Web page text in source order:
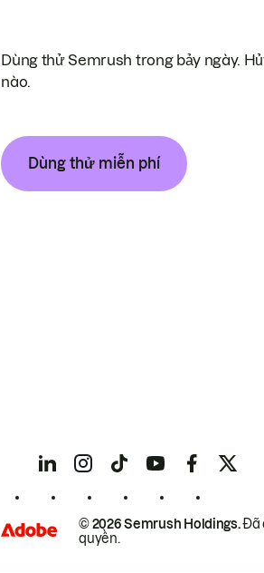
Dùng thử Semrush trong bảy ngày.
nào.
Dùng thử miễn phí
© 2026 Semrush Holdings.Đã
quyền.